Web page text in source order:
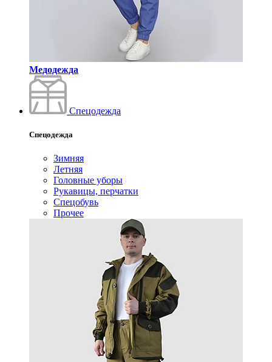
Медодежда
Спецодежда
Спецодежда
Зимняя
Летняя
Головные уборы
Рукавицы, перчатки
Спецобувь
Прочее